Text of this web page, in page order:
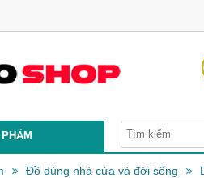
Đồ dùng nhà cửa và đời sống